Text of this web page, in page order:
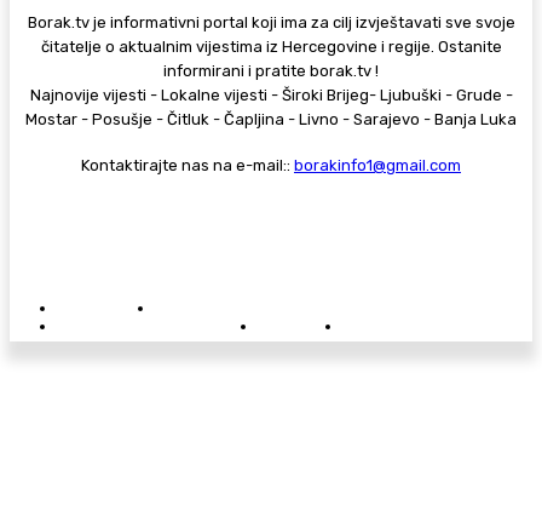
Borak.tv je informativni portal koji ima za cilj izvještavati sve svoje
čitatelje o aktualnim vijestima iz Hercegovine i regije. Ostanite
informirani i pratite borak.tv !
Najnovije vijesti - Lokalne vijesti - Široki Brijeg- Ljubuški - Grude -
Mostar - Posušje - Čitluk - Čapljina - Livno - Sarajevo - Banja Luka
Kontaktirajte nas na e-mail:: borakinfo1@gmail.com